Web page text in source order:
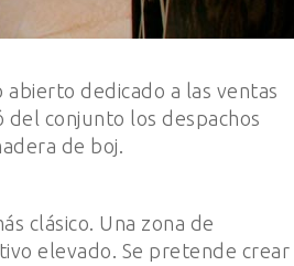
abierto dedicado a las ventas
del conjunto los despachos
de boj.
clásico. Una zona de
elevado. Se pretende crear